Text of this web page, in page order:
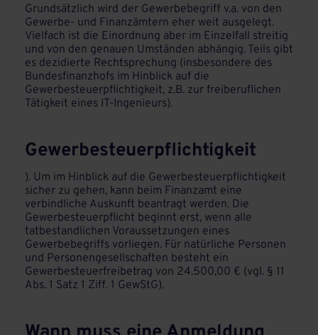
Grundsätzlich wird der Gewerbebegriff v.a. von den
Gewerbe- und Finanzämtern eher weit ausgelegt.
Vielfach ist die Einordnung aber im Einzelfall streitig
und von den genauen Umständen abhängig. Teils gibt
es dezidierte Rechtsprechung (insbesondere des
Bundesfinanzhofs im Hinblick auf die
Gewerbesteuerpflichtigkeit, z.B. zur freiberuflichen
Tätigkeit eines IT-Ingenieurs).
Gewerbesteuerpflichtigkeit
). Um im Hinblick auf die Gewerbesteuerpflichtigkeit
sicher zu gehen, kann beim Finanzamt eine
verbindliche Auskunft beantragt werden. Die
Gewerbesteuerpflicht beginnt erst, wenn alle
tatbestandlichen Voraussetzungen eines
Gewerbebegriffs vorliegen. Für natürliche Personen
und Personengesellschaften besteht ein
Gewerbesteuerfreibetrag von 24.500,00 € (vgl. § 11
Abs. 1 Satz 1 Ziff. 1 GewStG).